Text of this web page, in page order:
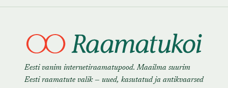
Eesti vanim internetiraamatupood. Maailma suurim
Eesti raamatute valik — uued, kasutatud ja antikvaarsed